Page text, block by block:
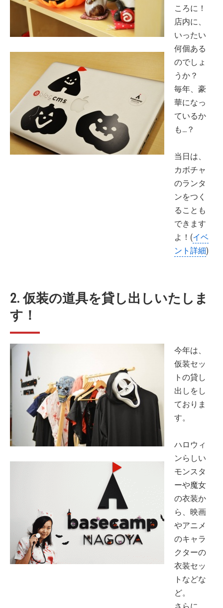
ころに！
店内に、
いったい
何個ある
のでしょ
うか？
毎年、豪
華になっ
ているか
も…？
当日は、
カボチャ
のランタ
ンをつく
ることも
できます
よ！(イベ
ント詳細)
2. 仮装の道具を貸し出しいたしま
す！
今年は、
仮装セッ
トの貸し
出しをし
ておりま
す。
ハロウィ
ンらしい
モンスタ
ーや魔女
の衣装か
ら、映画
やアニメ
のキャラ
クターの
衣装セッ
トなどな
ど。